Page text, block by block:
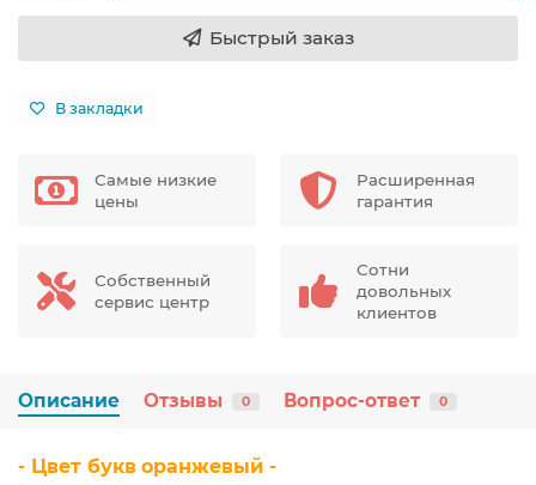
Быстрый заказ
В закладки
Самые низкие
цены
Расширенная
гарантия
Собственный
сервис центр
Сотни
довольных
клиентов
Описание Отзывы 0 Вопрос-ответ 0
- Цвет букв оранжевый -